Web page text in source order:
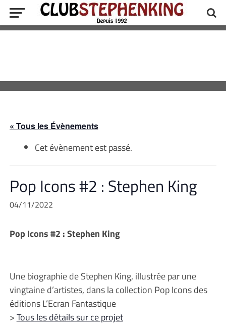
« Tous les Évènements
Cet évènement est passé.
Pop Icons #2 : Stephen King
04/11/2022
Pop Icons #2 : Stephen King
Une biographie de Stephen King, illustrée par une
vingtaine d’artistes, dans la collection Pop Icons des
éditions L’Ecran Fantastique
>Tous les détails sur ce projet